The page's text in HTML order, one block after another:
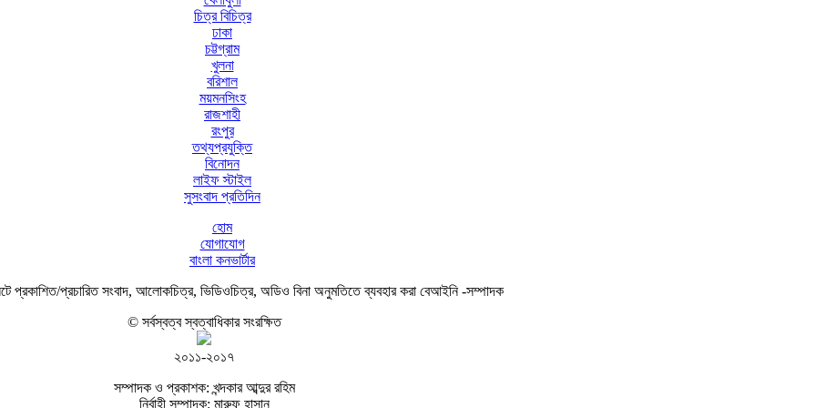
চিত্র বিচিত্র
ঢাকা
চট্টগ্রাম
খুলনা
বরিশাল
ময়মনসিংহ
রাজশাহী
রংপুর
তথ্যপ্রযুক্তি
বিনোদন
লাইফ স্টাইল
সুসংবাদ প্রতিদিন
হোম
যোগাযোগ
বাংলা কনভার্টার
প্রকাশিত/প্রচারিত সংবাদ, আলোকচিত্র, ভিডিওচিত্র, অডিও বিনা অনুমতিতে ব্যবহার করা বেআইনি -সম্পাদক
© সর্বস্বত্ব স্বত্বাধিকার সংরক্ষিত
২০১১-২০১৭
সম্পাদক ও প্রকাশক: খন্দকার আব্দুর রহিম
নির্বাহী সম্পাদক: মারুফ হাসান